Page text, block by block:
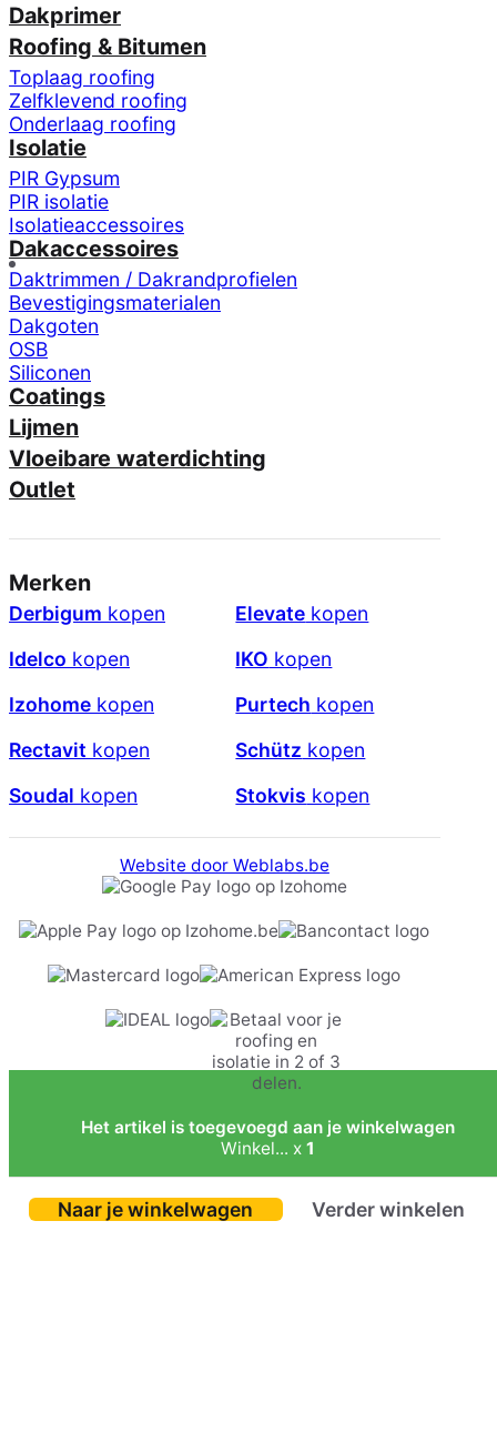
Dakprimer
Roofing & Bitumen
Toplaag roofing
Zelfklevend roofing
Onderlaag roofing
Isolatie
PIR Gypsum
PIR isolatie
Isolatieaccessoires
Dakaccessoires
Daktrimmen / Dakrandprofielen
Bevestigingsmaterialen
Dakgoten
OSB
Siliconen
Coatings
Lijmen
Vloeibare waterdichting
Outlet
Merken
Derbigum kopen Elevate kopen
Idelco kopen IKO kopen
Izohome kopen Purtech kopen
Rectavit kopen Schütz kopen
Soudal kopen Stokvis kopen
Website door Weblabs.be
Het artikel is toegevoegd aan je winkelwagen
Winkel... x1
Naar je winkelwagen Verder winkelen